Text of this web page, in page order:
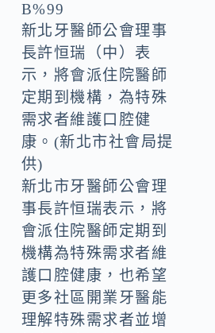
新北牙醫師公會理事
長許恒瑞（中）表
示，將會派住院醫師
定期到機構，為特殊
需求者維護口腔健
康。(新北市社會局提
供)
新北市牙醫師公會理
事長許恒瑞表示，將
會派住院醫師定期到
機構為特殊需求者維
護口腔健康，也希望
更多社區開業牙醫能
理解特殊需求者並增